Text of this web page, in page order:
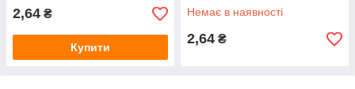
2,64 ₴
Купити
Немає в наявності
2,64 ₴